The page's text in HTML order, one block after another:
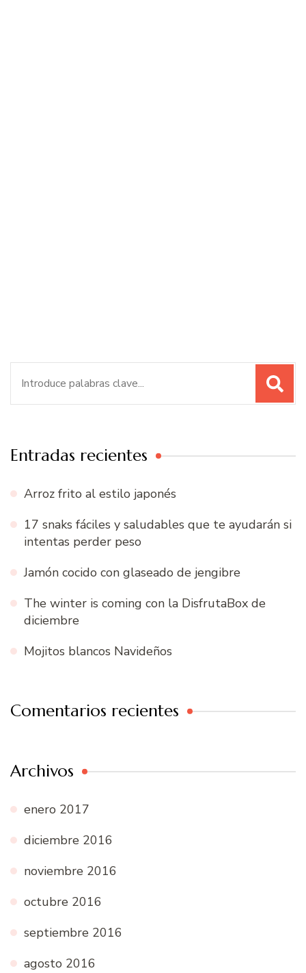
Entradas recientes
Arroz frito al estilo japonés
17 snaks fáciles y saludables que te ayudarán si
intentas perder peso
Jamón cocido con glaseado de jengibre
The winter is coming con la DisfrutaBox de
diciembre
Mojitos blancos Navideños
Comentarios recientes
Archivos
enero 2017
diciembre 2016
noviembre 2016
octubre 2016
septiembre 2016
agosto 2016